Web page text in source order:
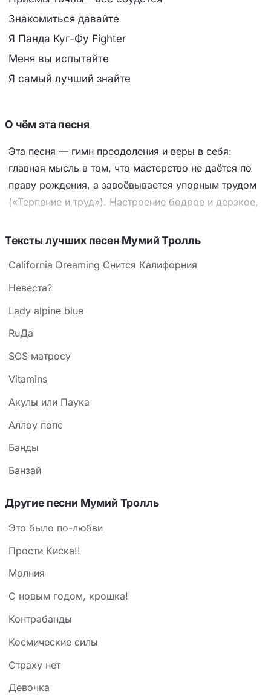
Знакомиться давайте
Я Панда Куг-Фу Fighter
Меня вы испытайте
Я самый лучший знайте
О чём эта песня
Эта песня — гимн преодоления и веры в себя:
главная мысль в том, что мастерство не даётся по
праву рождения, а завоёвывается упорным трудом
(«Терпение и труд»). Настроение бодрое и дерзкое,
опасности и точные приёмы. В образе «сведёшь с
считывается обещание внутренней трансформации,
а к концу появляется самоирония — герой
связывает текст с сюжетом мультфильма про
неуклюжего, но настойчивого персонажа.
Тексты лучших песен Мумий Тролль
California Dreaming Снится Калифорния
Hевеста?
Lаdy аlрine blue
RuДа
SOS матросу
Vitamins
Акулы или Паука
Аллоу попс
Банды
Банзай
Другие песни Мумий Тролль
Это было по-любви
Прости Киска!!
Молния
С новым годом, крошка!
Контрабанды
Космические силы
Страху нет
Девочка